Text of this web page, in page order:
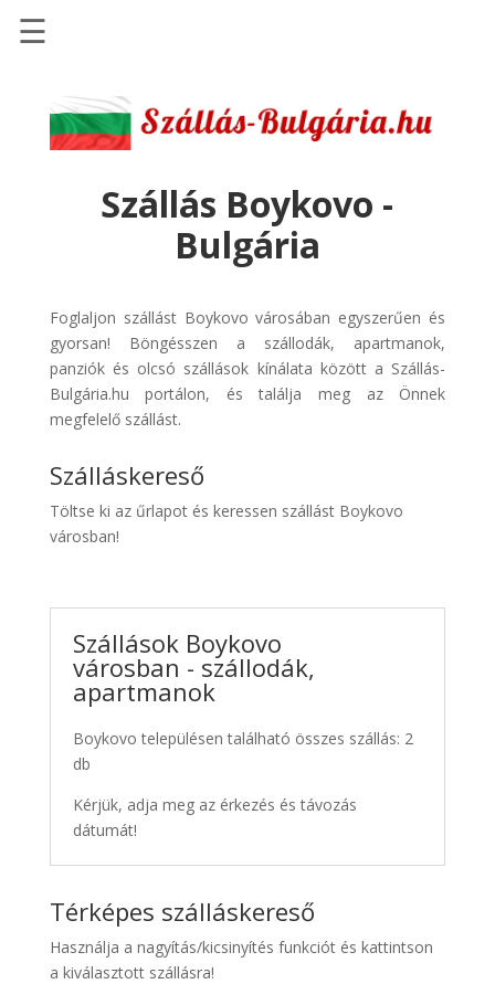
Szállások
Repülőjegy
pénzvisszatérítéssel
Discover
Cars
Transzfer
Kiwi
Taxi
☰
Szállás Boykovo -
Bulgária
Foglaljon szállást Boykovo városában egyszerűen és
gyorsan! Böngésszen a szállodák, apartmanok,
panziók és olcsó szállások kínálata között a Szállás-
Bulgária.hu portálon, és találja meg az Önnek
megfelelő szállást.
Szálláskereső
Töltse ki az űrlapot és keressen szállást Boykovo
városban!
Szállások Boykovo
városban - szállodák,
apartmanok
Boykovo településen található összes szállás: 2
db
Kérjük, adja meg az érkezés és távozás
dátumát!
Térképes szálláskereső
Használja a nagyítás/kicsinyítés funkciót és kattintson
a kiválasztott szállásra!